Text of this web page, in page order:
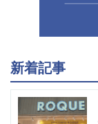
新着記事